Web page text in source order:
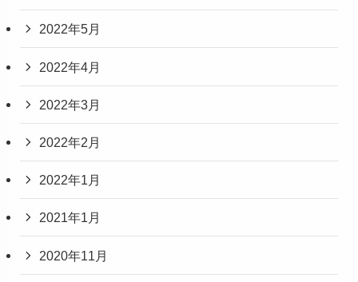
2022年5月
2022年4月
2022年3月
2022年2月
2022年1月
2021年1月
2020年11月